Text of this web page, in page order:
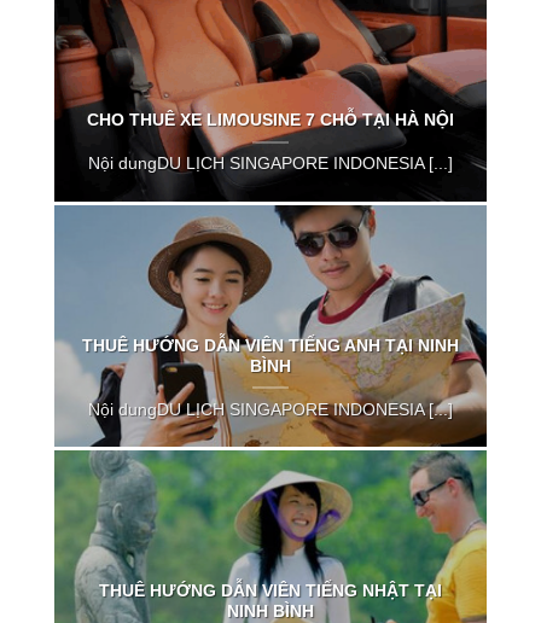
CHO THUÊ XE LIMOUSINE 7 CHỖ TẠI HÀ NỘI
Nội dungDU LỊCH SINGAPORE INDONESIA [...]
THUÊ HƯỚNG DẪN VIÊN TIẾNG ANH TẠI NINH
BÌNH
Nội dungDU LỊCH SINGAPORE INDONESIA [...]
THUÊ HƯỚNG DẪN VIÊN TIẾNG NHẬT TẠI
NINH BÌNH